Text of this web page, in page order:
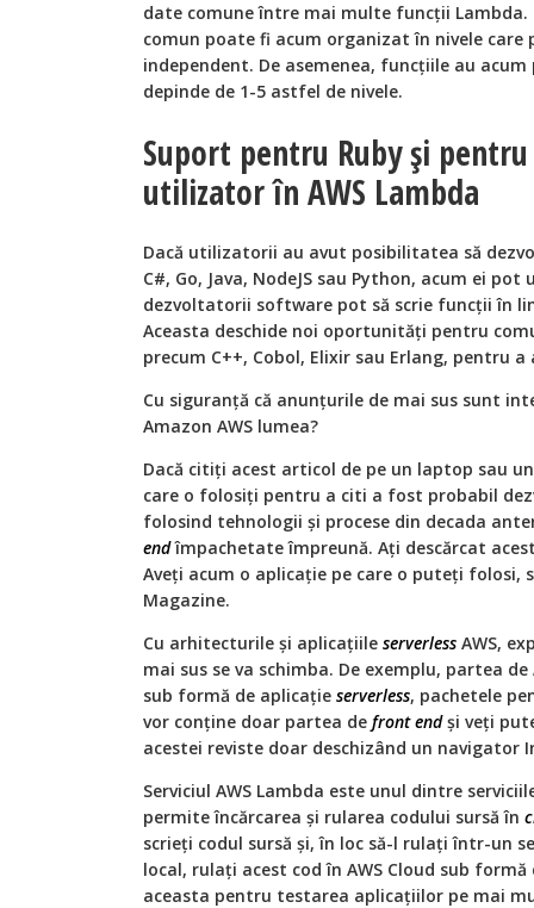
date comune între mai multe funcții Lambda.
comun poate fi acum organizat în nivele
independent. De asemenea, funcțiile au
depinde de 1-5 astfel de nivele.
Suport pentru Ruby și
utilizator în AWS Lambda
Dacă utilizatorii au avut posibilitatea să
C#, Go, Java, NodeJS sau Python, acum ei
dezvoltatorii software pot să scrie funcții în
Aceasta deschide noi oportunități pentru
precum C++, Cobol, Elixir sau Erlang, pentru
Cu siguranță că anunțurile de mai sus sunt
Amazon AWS lumea?
Dacă citiți acest articol de pe un laptop sau
care o folosiți pentru a citi a fost probabil
folosind tehnologii și procese din decada
endîmpachetate împreună. Ați descărcat
Aveți acum o aplicație pe care o puteți folosi,
Magazine.
Cu arhitecturile și aplicațiile serverless AWS,
mai sus se va schimba. De exemplu, partea de
sub formă de aplicație serverless, pachetele
vor conține doar partea de front endși veți
acestei reviste doar deschizând un navigator
Serviciul AWS Lambda este unul dintre
permite încărcarea și rularea codului sursă în
scrieți codul sursă și, în loc să-l rulați într-un
local, rulați acest cod în AWS Cloud sub
aceasta pentru testarea aplicațiilor pe mai